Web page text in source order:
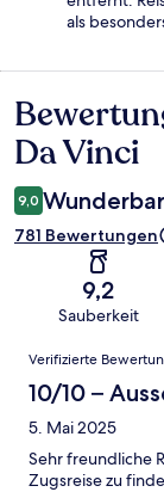
als
Da Vinci
9,0 Wunderbar
781 Bewertungen
9,2
Sauberkeit
Verifizierte
10/10 –
5. Mai 2025
Sehr freundliche
Zugsreise zu